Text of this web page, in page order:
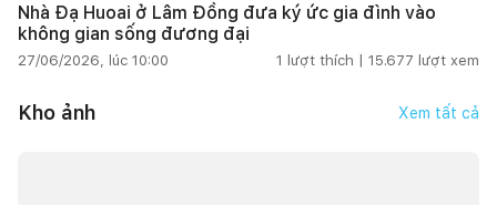
Nhà Đạ Huoai ở Lâm Đồng đưa ký ức gia đình vào
không gian sống đương đại
27/06/2026, lúc 10:00 1 lượt thích | 15.677 lượt xem
Kho ảnh Xem tất cả